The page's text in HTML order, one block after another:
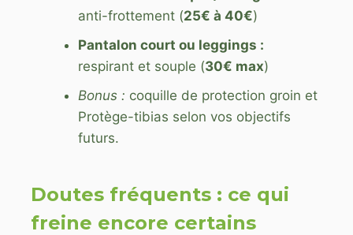
anti-frottement (25€ à 40€)
Pantalon court ou leggings :
respirant et souple (30€ max)
Bonus : coquille de protection groin et
Protège-tibias selon vos objectifs
futurs.
Doutes fréquents : ce qui
freine encore certains